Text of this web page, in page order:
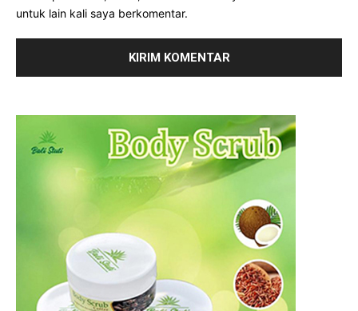
untuk lain kali saya berkomentar.